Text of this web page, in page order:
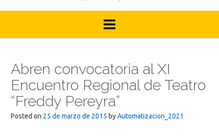
Abren convocatoria al XI
Encuentro Regional de Teatro
“Freddy Pereyra”
Posted on 25 de marzo de 2015 byAutomatizacion_2021